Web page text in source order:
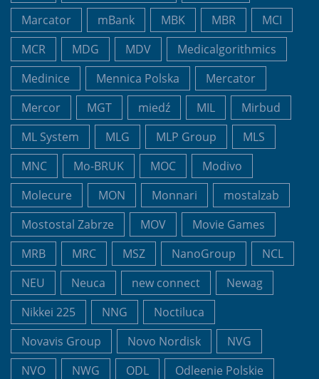
Marcator
mBank MBK MBR
MCI
MCR
MDG MDV
Medicalgorithmics
Medinice
Mennica Polska
Mercator
Mercor
MGT miedź MIL
Mirbud
ML System
MLG MLP Group
MLS
MNC
Mo-BRUK MOC
Modivo
Molecure
MON Monnari
mostalzab
Mostostal Zabrze
MOV
Movie Games
MRB
MRC MSZ NanoGroup
NCL
NEU
Neuca new connect
Newag
Nikkei 225
NNG
Noctiluca
Novavis Group
Novo Nordisk
NVG
NVO
NWG ODL
Odleenie Polskie